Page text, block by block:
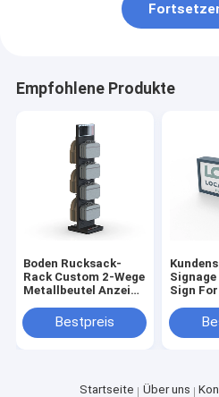
Empfohlene Produkte
Boden Rucksack-
Rack Custom 2-Wege
Metallbeutel Anzeige
Bestpreis
Signage
Sign
Klein-
Startseite Über uns